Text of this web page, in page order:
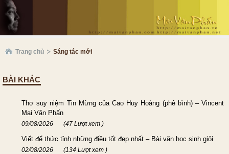
Trang chủ Sáng tác mới
BÀI KHÁC
Thơ suy niệm Tin Mừng của Cao Huy Hoàng (phê bình) – Vincent
Mai Văn Phấn
09/08/2026 (47 Lượt xem )
Viết để thức tỉnh những điều tốt đẹp nhất – Bài văn học sinh giỏi
02/08/2026 (134 Lượt xem )